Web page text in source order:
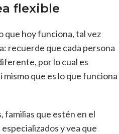
flexible
que hoy funciona, tal vez
recuerde que cada persona
por lo cual es
que es lo que funciona
familias que estén en el
y vea que